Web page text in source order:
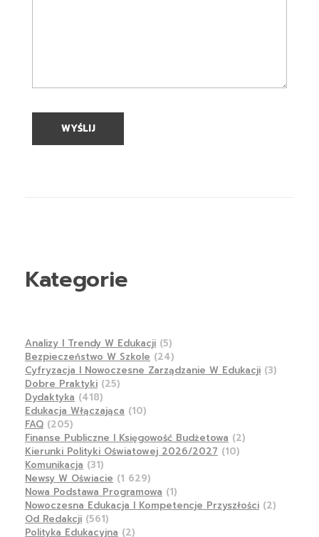
Kategorie
Analizy I Trendy W Edukacji (5)
Bezpieczeństwo W Szkole (24)
Cyfryzacja I Nowoczesne Zarządzanie W Edukacji (3)
Dobre Praktyki (25)
Dydaktyka (418)
Edukacja Włączająca (10)
FAQ (205)
Finanse Publiczne I Księgowość Budżetowa (2)
Kierunki Polityki Oświatowej 2026/2027 (10)
Komunikacja (31)
Newsy W Oświacie (1 629)
Nowa Podstawa Programowa (1)
Nowoczesna Edukacja I Kompetencje Przyszłości (2)
Od Redakcji (561)
Polityka Edukacyjna (2)